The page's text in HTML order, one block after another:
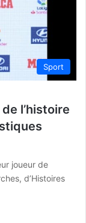
Sport
l’histoire
joueur de
d’Histoires